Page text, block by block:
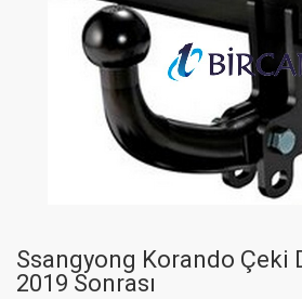
Ssangyong Korando Çeki
2019 Sonrası